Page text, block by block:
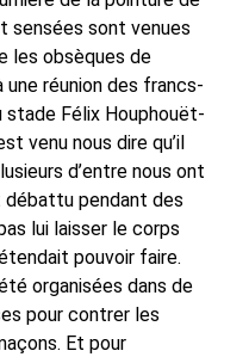
sensées sont venues
les obsèques de
une réunion des francs-
stade Félix Houphouët-
venu nous dire qu’il
d’entre nous ont
débattu pendant des
lui laisser le corps
pouvoir faire.
organisées dans de
pour contrer les
Et pour